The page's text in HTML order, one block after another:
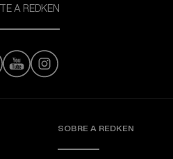
TE A REDKEN
SOBRE A REDKEN